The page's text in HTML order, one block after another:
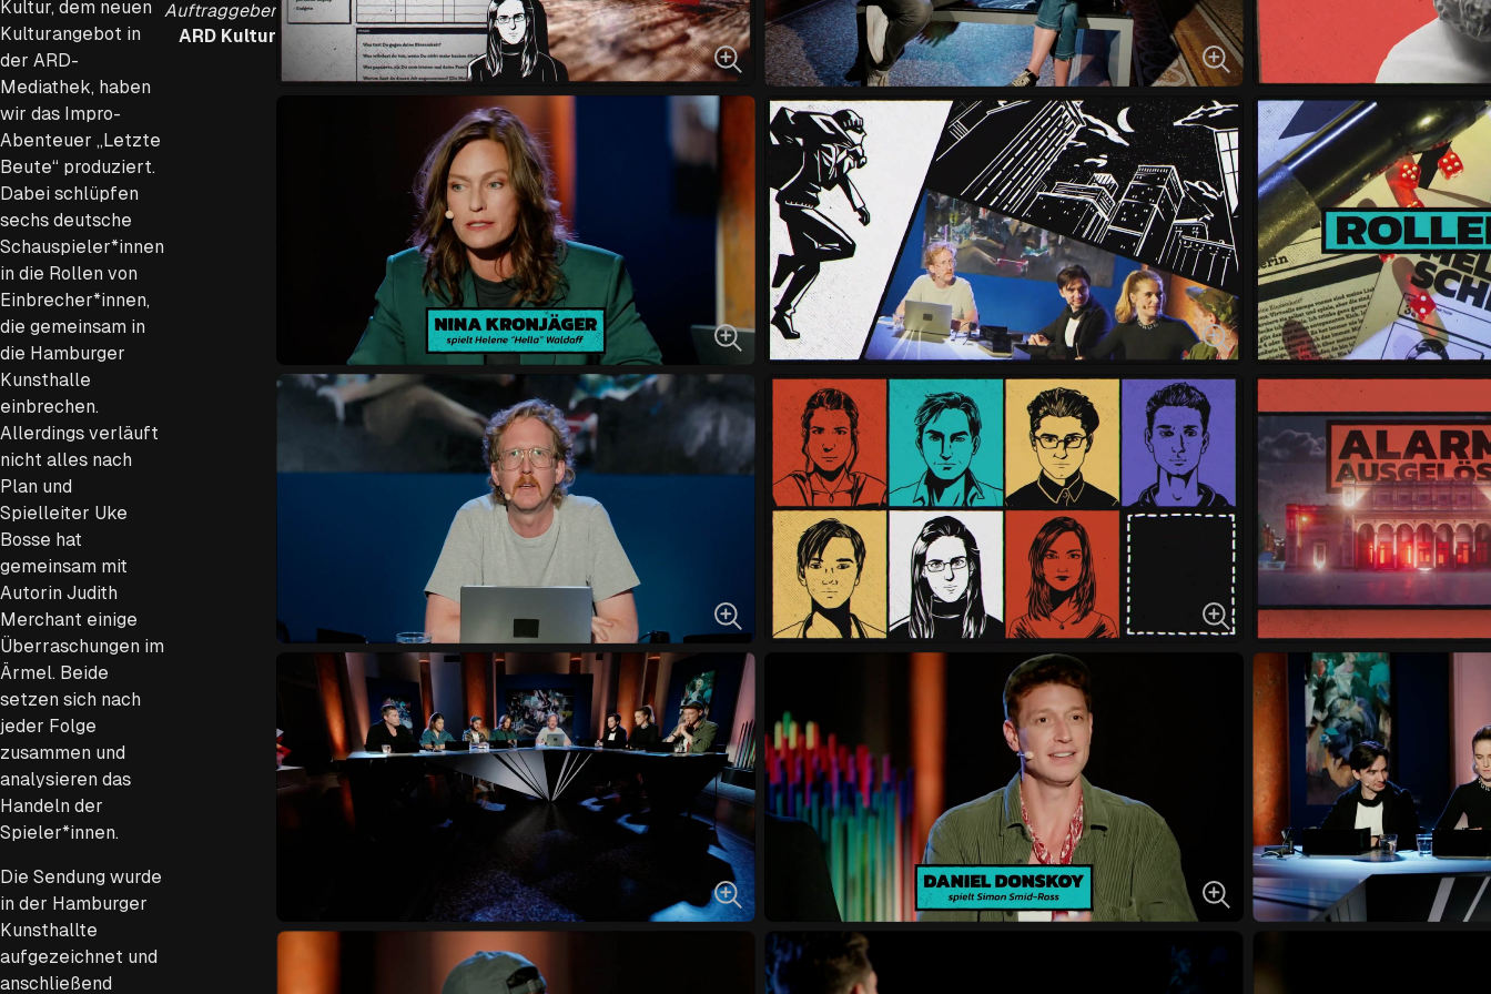
Kultur, dem neuen
Kulturangebot in
der ARD-
Mediathek, haben
wir das Impro-
Abenteuer „Letzte
Beute“ produziert.
Dabei schlüpfen
sechs deutsche
Schauspieler*innen
in die Rollen von
Einbrecher*innen,
die gemeinsam in
die Hamburger
Kunsthalle
einbrechen.
Allerdings verläuft
nicht alles nach
Plan und
Spielleiter Uke
Bosse hat
gemeinsam mit
Autorin Judith
Merchant einige
Überraschungen im
Ärmel. Beide
setzen sich nach
jeder Folge
zusammen und
analysieren das
Handeln der
Spieler*innen.
Die Sendung wurde
in der Hamburger
Kunsthallte
aufgezeichnet und
anschließend
Auftraggeber
ARD Kultur